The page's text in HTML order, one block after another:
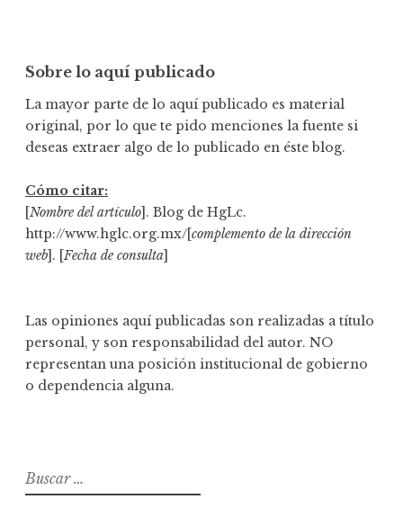
Sobre lo aquí publicado
La mayor parte de lo aquí publicado es material
original, por lo que te pido menciones la fuente si
deseas extraer algo de lo publicado en éste blog.
Cómo citar:
[Nombre del artículo]. Blog de HgLc.
http://www.hglc.org.mx/[complemento de la dirección
web]. [Fecha de consulta]
Las opiniones aquí publicadas son realizadas a título
personal, y son responsabilidad del autor. NO
representan una posición institucional de gobierno
o dependencia alguna.
B
u